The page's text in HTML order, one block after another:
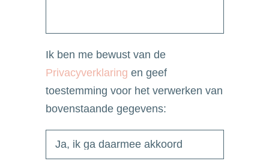
Ik ben me bewust van de
Privacyverklaring en geef
toestemming voor het verwerken van
bovenstaande gegevens: